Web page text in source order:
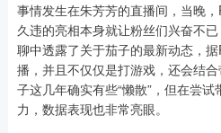
事情发生在朱芳芳的直播间，当晚
久违的亮相本身就让粉丝们兴奋不
聊中透露了关于茄子的最新动态，
播，并且不仅仅是打游戏，还会结
子这几年确实有些“懒散”，但在尝
力，数据表现也非常亮眼。